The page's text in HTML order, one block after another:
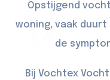
Opstijgend
woning, vaak
de
Bij Vochtex